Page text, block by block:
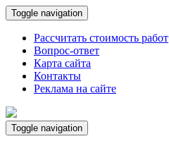
Toggle navigation
Рассчитать стоимость работ
Вопрос-ответ
Карта сайта
Контакты
Реклама на сайте
Toggle navigation